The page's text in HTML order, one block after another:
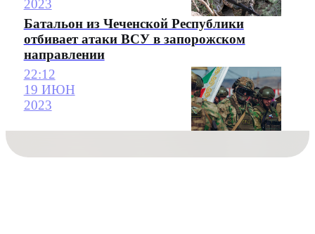
2023
Батальон из Чеченской Республики
отбивает атаки ВСУ в запорожском
направлении
22:12
19 ИЮН
2023